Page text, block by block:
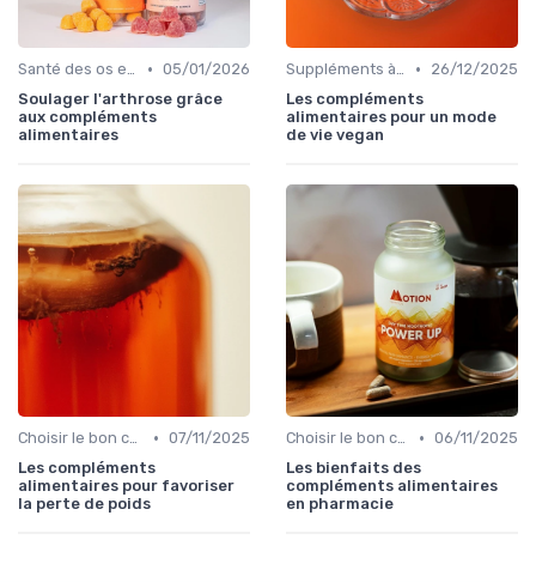
Santé des os et des articulations • 05/01/2026
Soulager l'arthrose grâce
aux compléments
alimentaires
Suppléments à base de plantes •
26/12/2025
Les compléments
alimentaires pour un mode
de vie vegan
Choisir le bon complément • 07/11/2025
Les compléments
alimentaires pour favoriser
la perte de poids
Choisir le bon complément • 06/11/2025
Les bienfaits des
compléments alimentaires
en pharmacie